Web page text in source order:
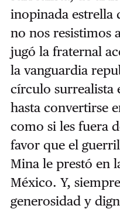
inopinada estrella
no nos resistimos
jugó la fraternal
la vanguardia
círculo surrealista
hasta convertirse
como si les fuera
favor que el
Mina le prestó en
México. Y,
generosidad y